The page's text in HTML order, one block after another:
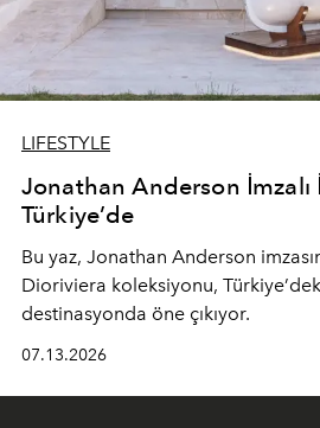
LIFESTYLE
Jonathan Anderson İmzalı
Türkiye’de
Bu yaz, Jonathan Anderson
Dioriviera koleksiyonu,
destinasyonda öne çıkıyor.
07.13.2026